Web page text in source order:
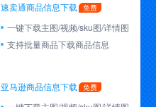
速卖通商品信息下载
一键下载主图/视频/sku图/详情图
支持批量商品下载商品信息
亚马逊商品信息下载